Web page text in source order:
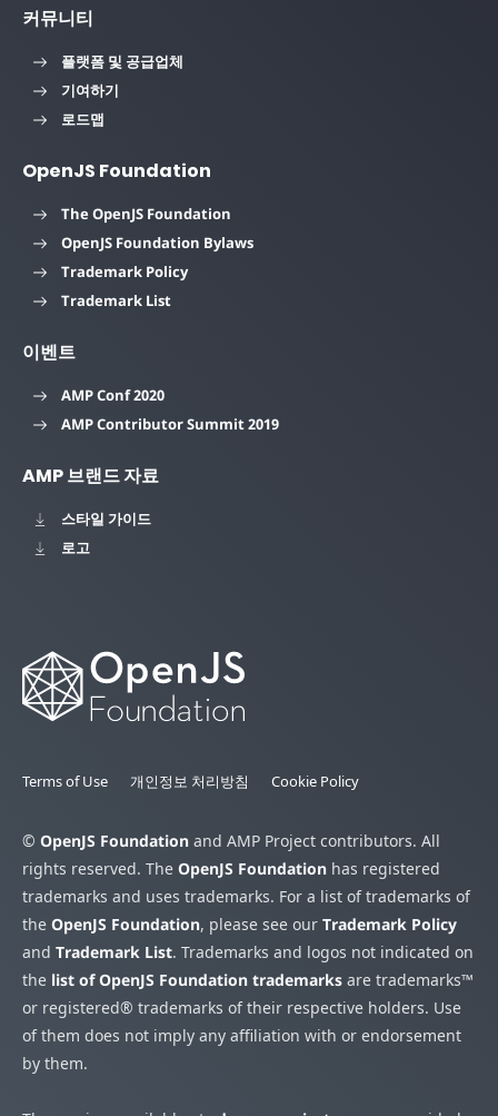
커뮤니티
플랫폼 및 공급업체
기여하기
로드맵
OpenJS Foundation
The OpenJS Foundation
OpenJS Foundation Bylaws
Trademark Policy
Trademark List
이벤트
AMP Conf 2020
AMP Contributor Summit 2019
AMP 브랜드 자료
스타일 가이드
로고
Terms of Use 개인정보 처리방침 Cookie Policy
© OpenJS Foundation and AMP Project contributors. All
rights reserved. The OpenJS Foundation has registered
trademarks and uses trademarks. For a list of trademarks of
the OpenJS Foundation, please see our Trademark Policy
and Trademark List. Trademarks and logos not indicated on
the list of OpenJS Foundation trademarks are trademarks™
or registered® trademarks of their respective holders. Use
of them does not imply any affiliation with or endorsement
by them.